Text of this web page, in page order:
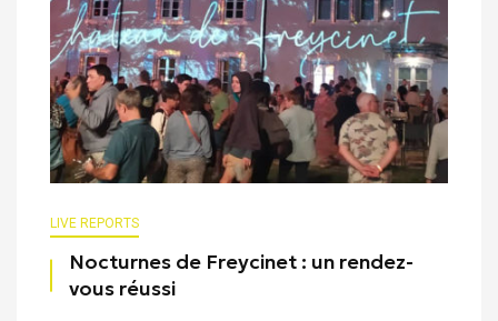
LIVE REPORTS
Nocturnes de Freycinet : un rendez-
vous réussi